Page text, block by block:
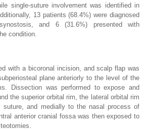
single-suture involvement was identified in
13 patients (68.4%) were diagnosed
and 6 (31.6%) presented with
condition.
with a bicoronal incision, and scalp flap was
plane anteriorly to the level of the
Dissection was performed to expose and
the superior orbital rim, the lateral orbital rim
suture, and medially to the nasal process of
anterior cranial fossa was then exposed to